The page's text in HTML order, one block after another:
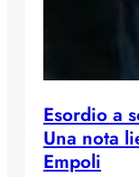
Esordio a
Una nota
Empoli